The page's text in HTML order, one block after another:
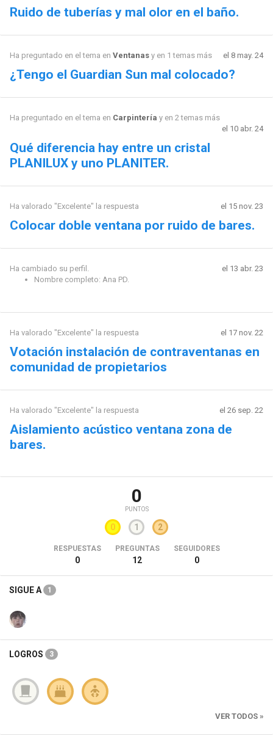
Ruido de tuberías y mal olor en el baño.
Ha preguntado en el tema en Ventanasy en 1 temas más el 8 may. 24
¿Tengo el Guardian Sun mal colocado?
Ha preguntado en el tema en Carpintería y en 2 temas más
el 10 abr. 24
Qué diferencia hay entre un cristal
PLANILUX y uno PLANITER.
Ha valorado "Excelente" la respuesta el 15 nov. 23
Colocar doble ventana por ruido de bares.
Ha cambiado su perfil.
Nombre completo: Ana PD.
el 13 abr. 23
Ha valorado "Excelente" la respuesta el 17 nov. 22
Votación instalación de contraventanas en
comunidad de propietarios
Ha valorado "Excelente" la respuesta el 26 sep. 22
Aislamiento acústico ventana zona de
bares.
0
PUNTOS
0 1 2
RESPUESTAS
0
PREGUNTAS
12
SEGUIDORES
0
SIGUE A 1
LOGROS 3
VER TODOS »